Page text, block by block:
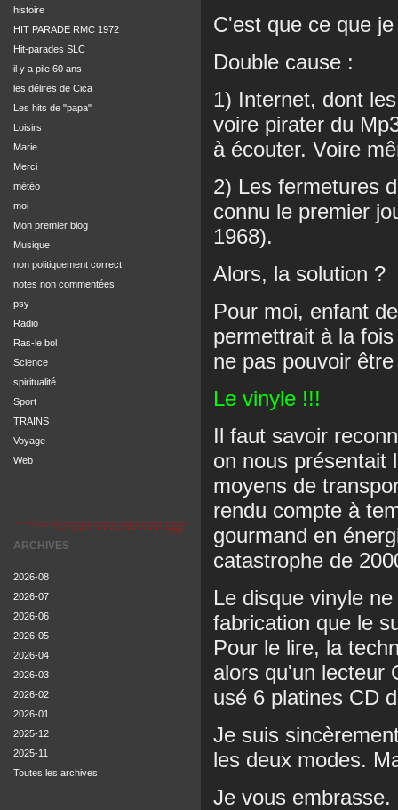
histoire
HIT PARADE RMC 1972
Hit-parades SLC
il y a pile 60 ans
les délires de Cica
Les hits de "papa"
Loisirs
Marie
Merci
météo
moi
Mon premier blog
Musique
non politiquement correct
notes non commentées
psy
Radio
Ras-le bol
Science
spiritualité
Sport
TRAINS
Voyage
Web
ARCHIVES
2026-08
2026-07
2026-06
2026-05
2026-04
2026-03
2026-02
2026-01
2025-12
2025-11
Toutes les archives
C'est que ce que
Double cause :
1) Internet, dont
voire pirater du
à écouter. Voire
2) Les fermetures
connu le premier
1968).
Alors, la solution ?
Pour moi, enfant
permettrait à la
ne pas pouvoir
Le vinyle !!!
Il faut savoir
on nous présentait
moyens de
rendu compte à
gourmand en
catastrophe de
Le disque vinyle
fabrication que le
Pour le lire, la
alors qu'un lecteur
usé 6 platines CD
Je suis
les deux modes.
Je vous embrasse.